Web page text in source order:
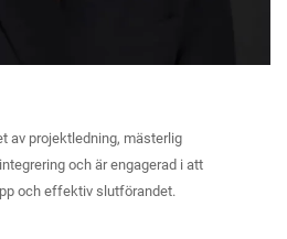
av projektledning, mästerlig
och är engagerad i att
och effektiv slutförandet.